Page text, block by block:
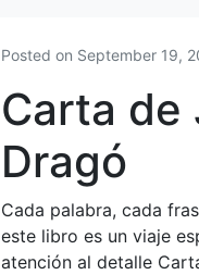
Posted on September 19,
Carta de
Dragó
Cada palabra, cada
este libro es un viaje
atención al detalle